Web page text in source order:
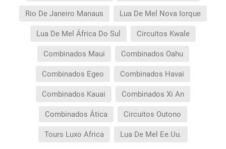
Rio De Janeiro Manaus Lua De Mel Nova Iorque
Lua De Mel África Do Sul Circuitos Kwale
Combinados Maui Combinados Oahu
Combinados Egeo Combinados Havai
Combinados Kauai Combinados Xi An
Combinados Ática Circuitos Outono
Tours Luxo Africa Lua De Mel Ee.Uu.